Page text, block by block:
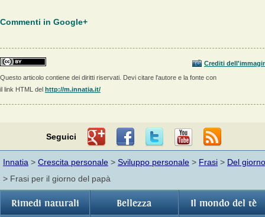
Commenti in Google+
Crediti
Questo articolo contiene dei diritti riservati. Devi citare l'autore e la fonte con
il link HTML del http://m.innatia.it/
Seguici
Innatia > Crescita personale > Sviluppo personale > Frasi > Del giorno
> Frasi per il giorno del papà
Rimedi naturali Bellezza Il mondo del tè